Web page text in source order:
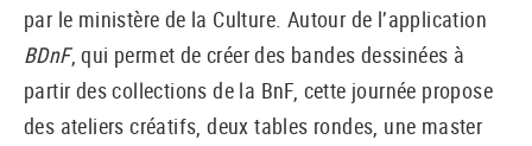
par le ministère de la Culture. Autour de l’application
BDnF, qui permet de créer des bandes dessinées à
partir des collections de la BnF, cette journée propose
des ateliers créatifs, deux tables rondes, une master